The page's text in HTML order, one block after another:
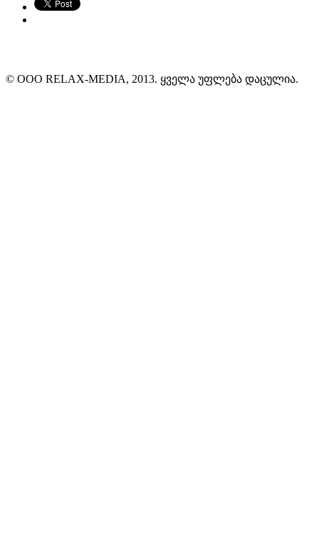
© ООО RELAX-MEDIA, 2013. ყველა უფლება დაცულია.